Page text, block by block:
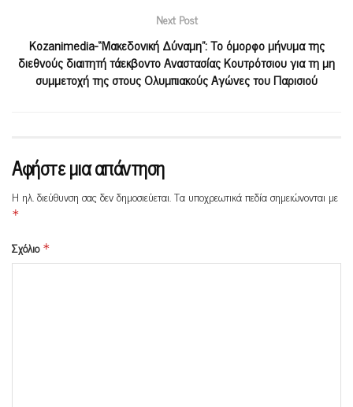
Next Post
Kozanimedia-“Μακεδονική Δύναμη”: Το όμορφο μήνυμα της
διεθνούς διαιτητή τάεκβοντο Αναστασίας Κουτρότσιου για τη μη
συμμετοχή της στους Ολυμπιακούς Αγώνες του Παρισιού
Αφήστε μια απάντηση
Η ηλ. διεύθυνση σας δεν δημοσιεύεται.Τα υποχρεωτικά πεδία σημειώνονται με
*
Σχόλιο *